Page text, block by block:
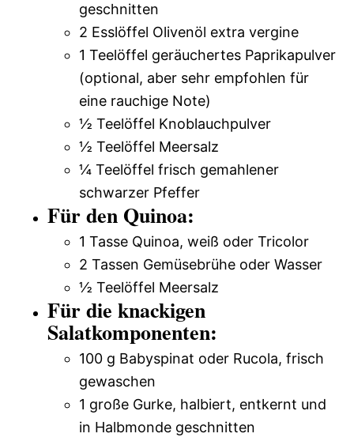
geschnitten
2 Esslöffel Olivenöl extra vergine
1 Teelöffel geräuchertes Paprikapulver
(optional, aber sehr empfohlen für
eine rauchige Note)
½ Teelöffel Knoblauchpulver
½ Teelöffel Meersalz
¼ Teelöffel frisch gemahlener
schwarzer Pfeffer
Für den Quinoa:
1 Tasse Quinoa, weiß oder Tricolor
2 Tassen Gemüsebrühe oder Wasser
½ Teelöffel Meersalz
Für die knackigen
Salatkomponenten:
100 g Babyspinat oder Rucola, frisch
gewaschen
1 große Gurke, halbiert, entkernt und
in Halbmonde geschnitten